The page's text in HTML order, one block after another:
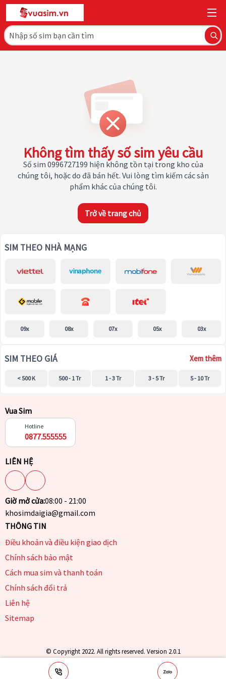
Không tìm thấy số sim yêu cầu
Số sim 0996727199 hiện không tồn tại trong kho của
chúng tôi, hoặc do đã bán hết. Vui lòng tìm kiếm các sản
phẩm khác của chúng tôi.
Trở về trang chủ
SIM THEO NHÀ MẠNG
09x 08x 07x 05x 03x
SIM THEO GIÁ Xem thêm
< 500 K 500 - 1 Tr 1 - 3 Tr 3 - 5 Tr 5 - 10 Tr
Vua Sim
Hotline
0877.555555
LIÊN HỆ
Giờ mở cửa:08:00 - 21:00
khosimdaigia@gmail.com
THÔNG TIN
Điều khoản và điều kiện giao dịch
Chính sách bảo mật
Cách mua sim và thanh toán
Chính sách đổi trả
Liên hệ
Sitemap
© Copyright 2022. All rights reserved. Version 2.0.1